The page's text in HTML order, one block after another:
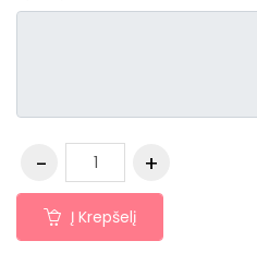
Į Krepšelį